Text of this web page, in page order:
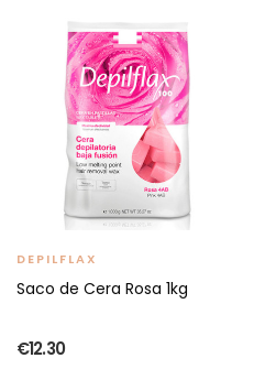
DEPILFLAX
Saco de Cera Rosa 1kg
€12.30